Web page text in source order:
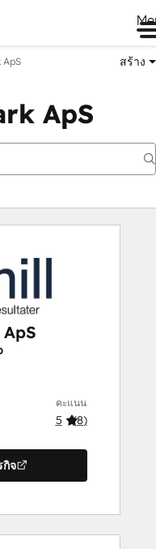
ApS สร้าง
ApS
คะแนน
5 (8)
จ